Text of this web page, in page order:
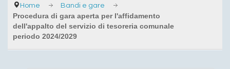
Home Bandi e gare
Procedura di gara aperta per l'affidamento
dell'appalto del servizio di tesoreria comunale
periodo 2024/2029